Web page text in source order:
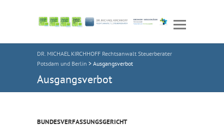
DR. MICHAEL KIRCHHOFF Rechtsanwalt Steuerberater
Potsdam und Berlin > Ausgangsverbot
Ausgangsverbot
BUNDESVERFASSUNGSGERICHT